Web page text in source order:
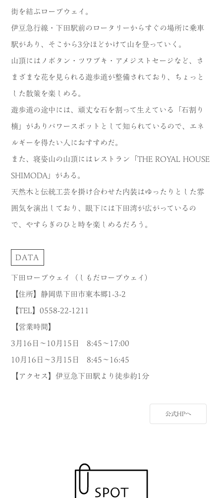
街を結ぶロープウェイ。
伊豆急行線・下田駅前のロータリーからすぐの場所に乗車
駅があり、そこから3分ほどかけて山を登っていく。
山頂にはノボタン・ツワブキ・アメジストセージなど、さ
まざまな花を見られる遊歩道が整備されており、ちょっと
した散策を楽しめる。
遊歩道の途中には、頑丈な石を割って生えている「石割り
楠」がありパワースポットとして知られているので、エネ
ルギーを得たい人におすすめだ。
また、寝姿山の山頂にはレストラン「THE ROYAL HOUSE
SHIMODA」がある。
天然木と伝統工芸を掛け合わせた内装はゆったりとした雰
囲気を演出しており、眼下には下田湾が広がっているの
で、やすらぎのひと時を楽しめるだろう。
DATA
下田ロープウェイ（しもだロープウェイ）
【住所】静岡県下田市東本郷1-3-2
【TEL】0558-22-1211
【営業時間】
3月16日～10月15日 8:45～17:00
10月16日～3月15日 8:45～16:45
【アクセス】伊豆急下田駅より徒歩約1分
公式HPへ